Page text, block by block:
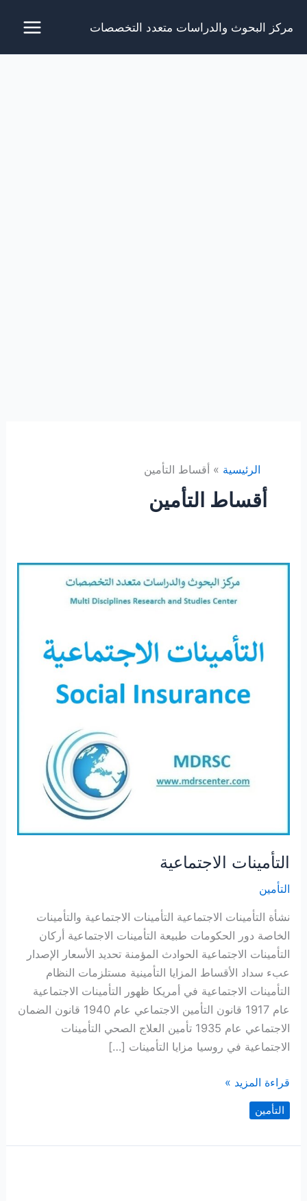
مركز البحوث والدراسات متعدد التخصصات
الرئيسية أقساط التأمين
أقساط التأمين
التأمينات الاجتماعية
التأمين
نشأة التأمينات الاجتماعية التأمينات الاجتماعية والتأمينات
الخاصة دور الحكومات طبيعة التأمينات الاجتماعية أركان
التأمينات الاجتماعية الحوادث المؤمنة تحديد الأسعار الإصدار
عبء سداد الأقساط المزايا التأمينية مستلزمات النظام
التأمينات الاجتماعية في أمريكا ظهور التأمينات الاجتماعية
عام 1917 قانون التأمين الاجتماعي عام 1940 قانون الضمان
الاجتماعي عام 1935 تأمين العلاج الصحي التأمينات
الاجتماعية في روسيا مزايا التأمينات […]
التأمينات
الاجتماعية
قراءة المزيد »
التأمين